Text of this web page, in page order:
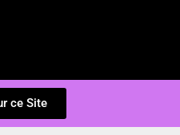
ce Site